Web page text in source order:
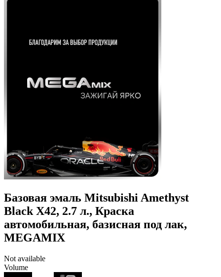
Базовая эмаль Mitsubishi Amethyst
Black X42, 2.7 л., Краска
автомобильная, базисная под лак,
MEGAMIX
Not available
Volume